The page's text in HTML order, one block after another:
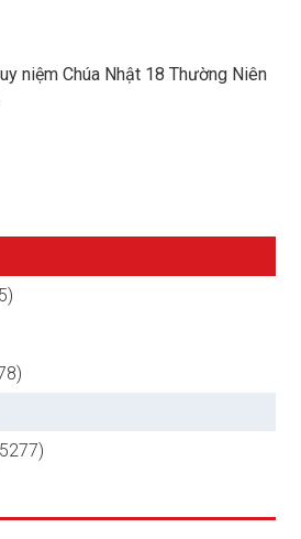
niệm Chúa Nhật 18 Thường Niên